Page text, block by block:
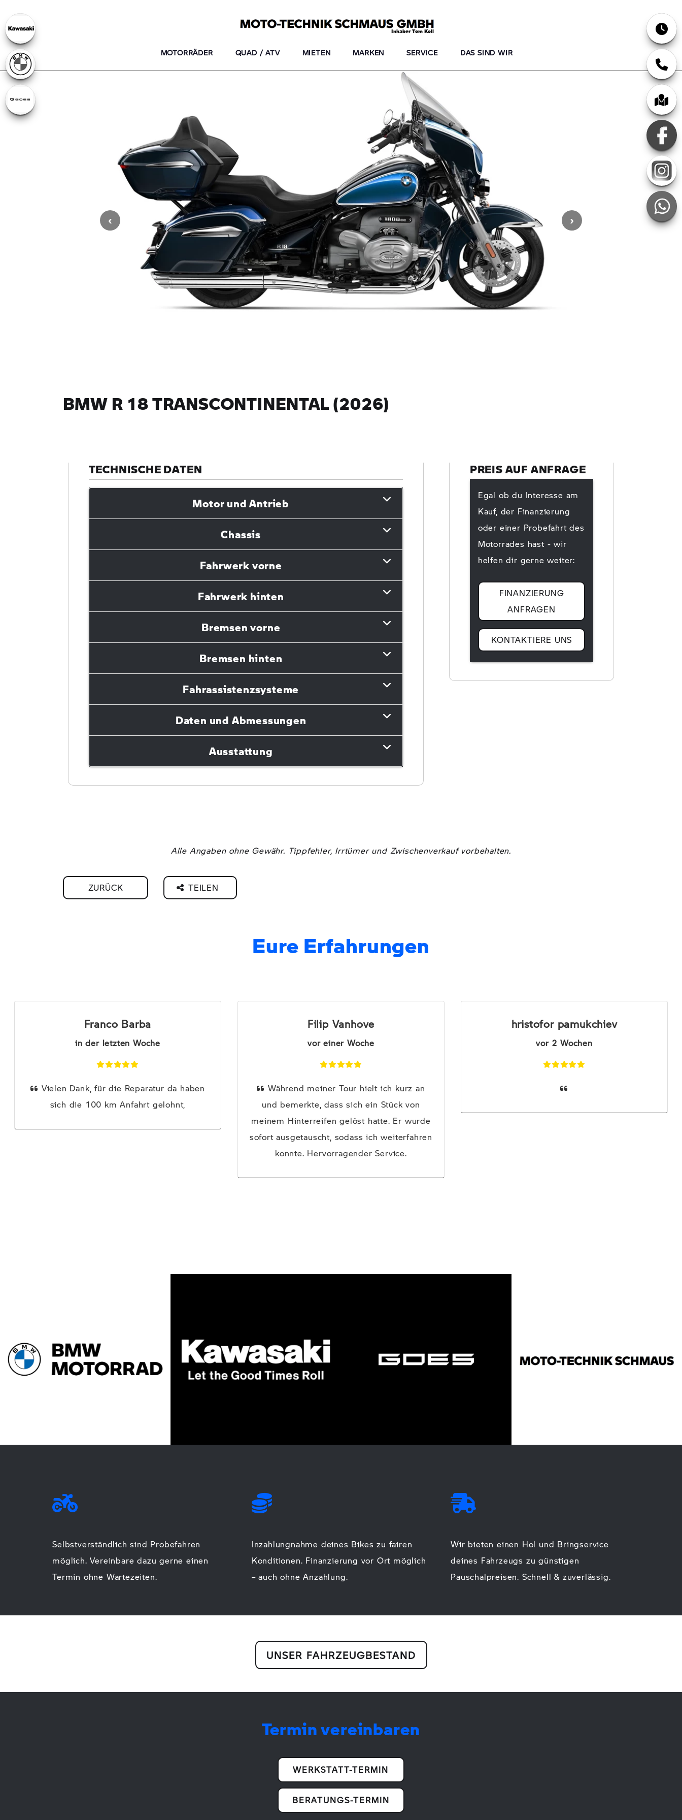
MOTORRÄDER QUAD / ATV MIETEN MARKEN SERVICE DAS SIND WIR
BMW R 18 TRANSCONTINENTAL (2026)
TECHNISCHE DATEN
Motor und Antrieb
Chassis
Fahrwerk vorne
Fahrwerk hinten
Bremsen vorne
Bremsen hinten
Fahrassistenzsysteme
Daten und Abmessungen
Ausstattung
PREIS AUF ANFRAGE
Egal ob du Interesse am
Kauf, der Finanzierung
oder einer Probefahrt des
Motorrades hast - wir
helfen dir gerne weiter:
FINANZIERUNG
ANFRAGEN
KONTAKTIERE UNS
Alle Angaben ohne Gewähr. Tippfehler, Irrtümer und Zwischenverkauf vorbehalten.
ZURÜCK TEILEN
Eure Erfahrungen
Franco Barba
in der letzten Woche
Vielen Dank, für die Reparatur da haben
sich die 100 km Anfahrt gelohnt,
Filip Vanhove
vor einer Woche
Während meiner Tour hielt ich kurz an
und bemerkte, dass sich ein Stück von
meinem Hinterreifen gelöst hatte. Er wurde
sofort ausgetauscht, sodass ich weiterfahren
konnte. Hervorragender Service.
hristofor pamukchiev
vor 2 Wochen
Selbstverständlich sind Probefahren
möglich. Vereinbare dazu gerne einen
Termin ohne Wartezeiten.
Inzahlungnahme deines Bikes zu fairen
Konditionen. Finanzierung vor Ort möglich
– auch ohne Anzahlung.
Wir bieten einen Hol und Bringservice
deines Fahrzeugs zu günstigen
Pauschalpreisen. Schnell & zuverlässig.
UNSER FAHRZEUGBESTAND
Termin vereinbaren
WERKSTATT-TERMIN
BERATUNGS-TERMIN